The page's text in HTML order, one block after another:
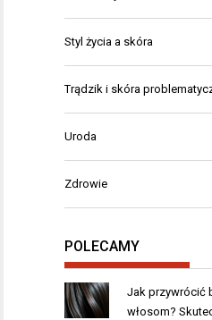
Styl życia a skóra
Trądzik i skóra
Uroda
Zdrowie
POLECAMY
Jak przywrócić
włosom?